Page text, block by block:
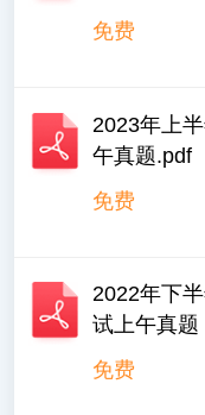
免费
2023年上
午真题.pdf
免费
2022年下
试上午真
免费